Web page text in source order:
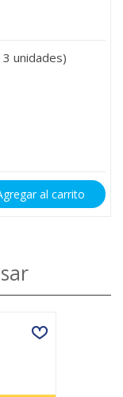
3 unidades)
al carrito